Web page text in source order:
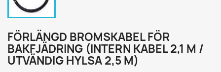
FÖRLÄNGD BROMSKABEL FÖR
BAKFJÄDRING (INTERN KABEL 2,1 M /
UTVÄNDIG HYLSA 2,5 M)